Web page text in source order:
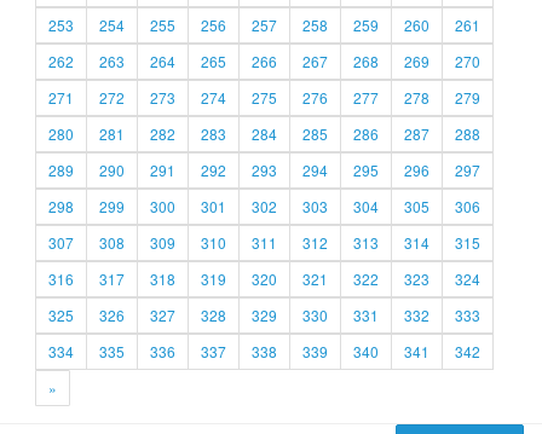
253
254 255 256 257 258 259 260
261
262
263 264 265 266 267 268 269
270
271
272 273 274 275 276 277 278
279
280
281 282 283 284 285 286 287
288
289
290 291 292 293 294 295 296
297
298
299 300 301 302 303 304 305
306
307
308 309 310 311 312 313 314
315
316
317 318 319 320 321 322 323
324
325
326 327 328 329 330 331 332
333
334
335 336 337 338 339 340 341
342
»